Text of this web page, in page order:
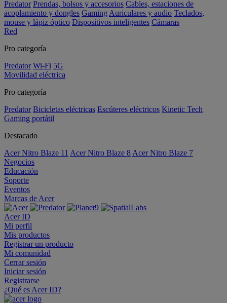
Predator Prendas, bolsos y accesorios Cables, estaciones de
acoplamiento y dongles Gaming Auriculares y audio Teclados,
mouse y lápiz óptico Dispositivos inteligentes Cámaras
Red
Pro categoría
Predator Wi-Fi 5G
Movilidad eléctrica
Pro categoría
Predator Bicicletas eléctricas Escúteres eléctricos Kinetic Tech
Gaming portátil
Destacado
Acer Nitro Blaze 11 Acer Nitro Blaze 8 Acer Nitro Blaze 7
Negocios
Educación
Soporte
Eventos
Marcas de Acer
Acer ID
Mi perfil
Mis productos
Registrar un producto
Mi comunidad
Cerrar sesión
Iniciar sesión
Registrarse
¿Qué es Acer ID?